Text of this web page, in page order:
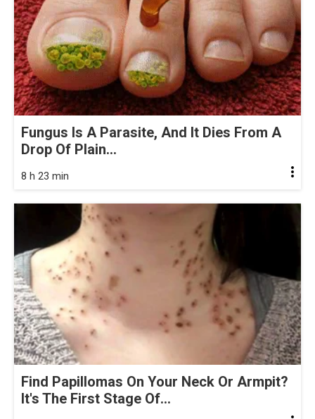
Fungus Is A Parasite, And It Dies From A
Drop Of Plain...
8 h 23 min
Find Papillomas On Your Neck Or Armpit?
It's The First Stage Of...